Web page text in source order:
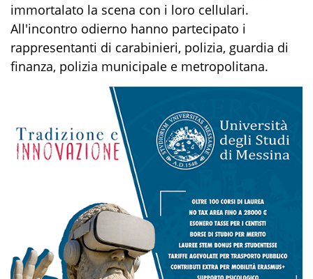
immortalato la scena con i loro cellulari.
All'incontro odierno hanno partecipato i
rappresentanti di carabinieri, polizia, guardia di
finanza, polizia municipale e metropolitana.